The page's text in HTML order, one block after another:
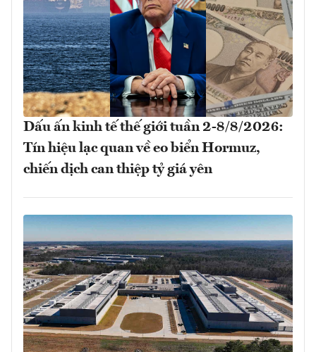
Dấu ấn kinh tế thế giới tuần 2-8/8/2026:
Tín hiệu lạc quan về eo biển Hormuz,
chiến dịch can thiệp tỷ giá yên